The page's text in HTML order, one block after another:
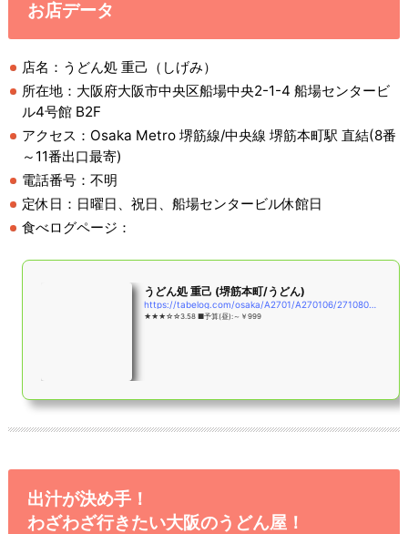
お店データ
店名：うどん処 重己（しげみ）
所在地：大阪府大阪市中央区船場中央2-1-4 船場センタービ
ル4号館 B2F
アクセス：Osaka Metro 堺筋線/中央線 堺筋本町駅 直結(8番
～11番出口最寄)
電話番号：不明
定休日：日曜日、祝日、船場センタービル休館日
食べログページ：
うどん処 重己 (堺筋本町/うどん)
★★★☆☆3.58 ■予算(昼):～￥999
出汁が決め手！
わざわざ行きたい大阪のうどん屋！